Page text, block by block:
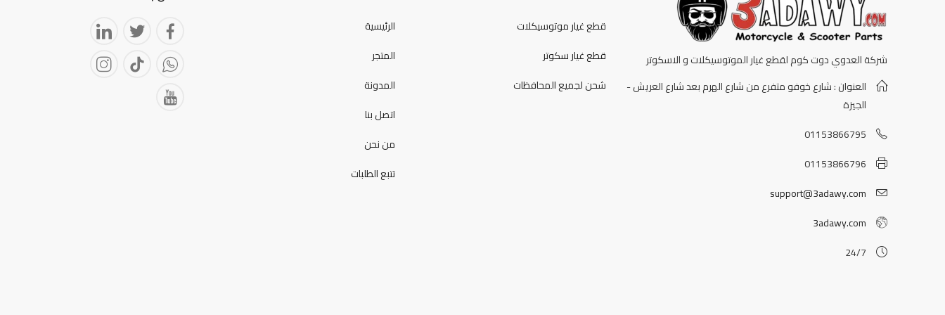
شركة العدوي دوت كوم لقطع غيار الموتوسيكلات و الاسكوتر
العنوان : شارع خوفو متفرع من شارع الهرم بعد شارع العريش -
الجيزة
01153866795
01153866796
support@3adawy.com
3adawy.com
24/7
قطع غيار موتوسيكلات
قطع غيار سكوتر
شحن لجميع المحافظات
الرئيسية
المتجر
المدونة
اتصل بنا
من نحن
تتبع الطلبات